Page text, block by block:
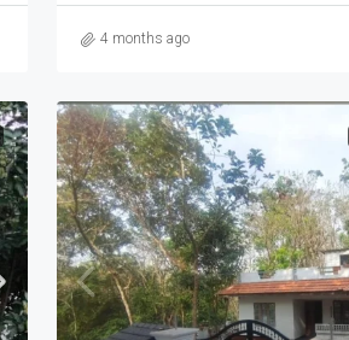
4 months ago